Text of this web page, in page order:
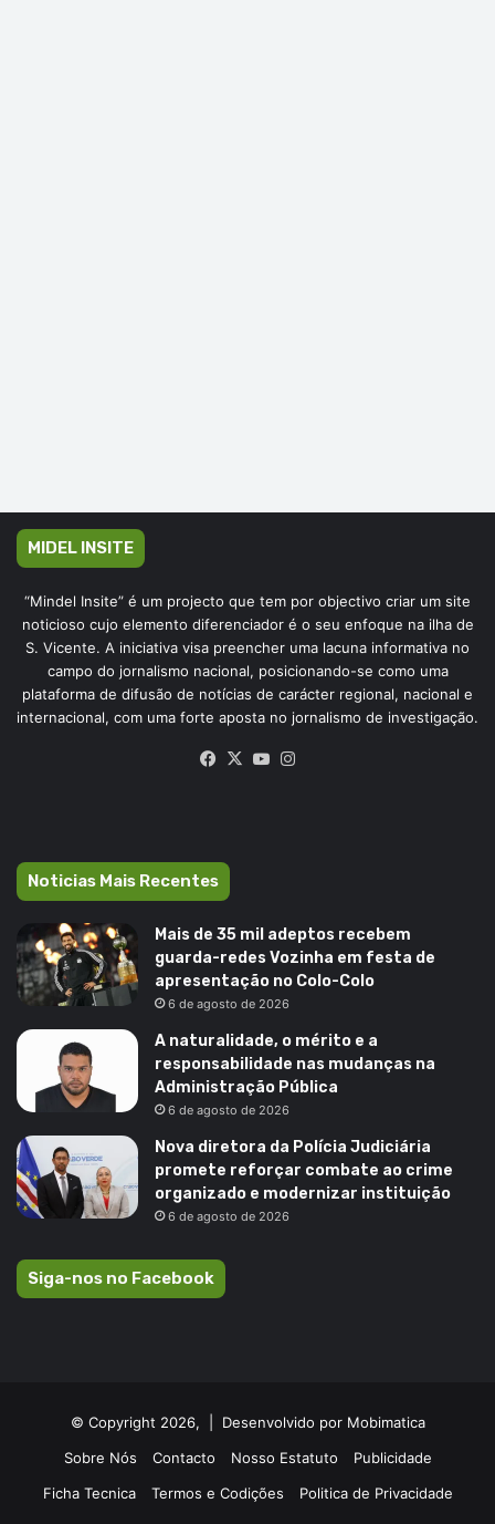
MIDEL INSITE
“Mindel Insite” é um projecto que tem por objectivo criar um site
noticioso cujo elemento diferenciador é o seu enfoque na ilha de
S. Vicente. A iniciativa visa preencher uma lacuna informativa no
campo do jornalismo nacional, posicionando-se como uma
plataforma de difusão de notícias de carácter regional, nacional e
internacional, com uma forte aposta no jornalismo de investigação.
Facebook
X YouTube
Noticias Mais Recentes
Mais de 35 mil adeptos recebem
guarda-redes Vozinha em festa de
apresentação no Colo-Colo
6 de agosto de 2026
A naturalidade, o mérito e a
responsabilidade nas mudanças na
Administração Pública
6 de agosto de 2026
Nova diretora da Polícia Judiciária
promete reforçar combate ao crime
organizado e modernizar instituição
6 de agosto de 2026
Siga-nos no Facebook
© Copyright 2026, | Desenvolvido por Mobimatica
Sobre Nós
Contacto Nosso Estatuto
Publicidade
Ficha Tecnica
Termos e Codições Politica de Privacidade